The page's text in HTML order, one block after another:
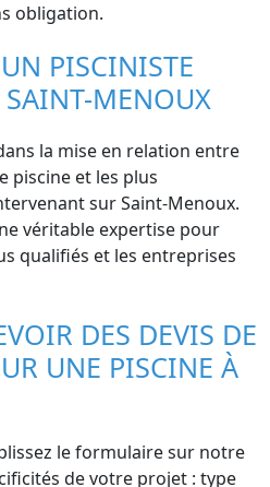
obligation.
PISCINISTE
MENOUX
la mise en relation entre
piscine et les plus
sur Saint-Menoux.
véritable expertise pour
qualifiés et les entreprises
DES DEVIS DE
UNE PISCINE À
le formulaire sur notre
de votre projet : type